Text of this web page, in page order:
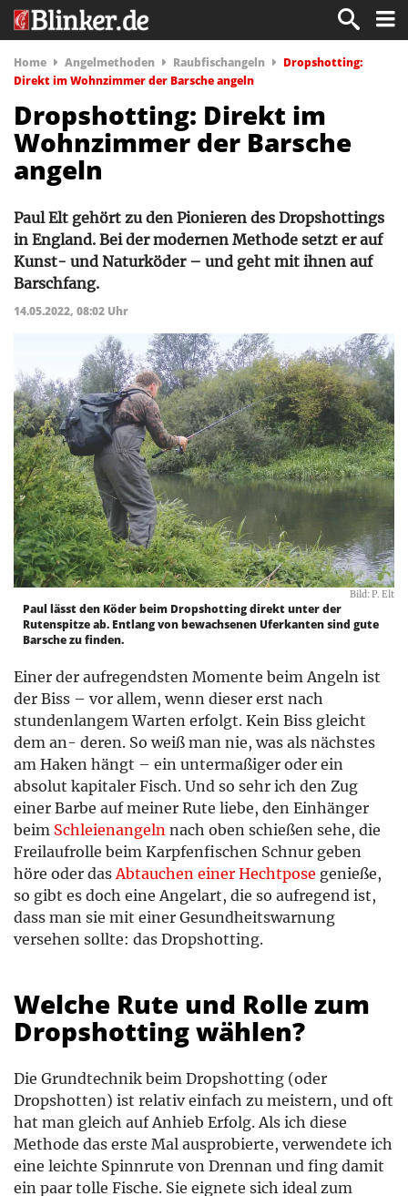
Home Angelmethoden Raubfischangeln
Dropshotting:
Direkt im Wohnzimmer der Barsche angeln
Dropshotting: Direkt im
Wohnzimmer der Barsche
angeln
Paul Elt gehört zu den Pionieren des Dropshottings
in England. Bei der modernen Methode setzt er auf
Kunst- und Naturköder – und geht mit ihnen auf
Barschfang.
14.05.2022, 08:02 Uhr
Bild: P. Elt
Paul lässt den Köder beim Dropshotting direkt unter der
Rutenspitze ab. Entlang von bewachsenen Uferkanten sind gute
Barsche zu finden.
Einer der aufregendsten Momente beim Angeln ist
der Biss – vor allem, wenn dieser erst nach
stundenlangem Warten erfolgt. Kein Biss gleicht
dem an- deren. So weiß man nie, was als nächstes
am Haken hängt – ein untermaßiger oder ein
absolut kapitaler Fisch. Und so sehr ich den Zug
einer Barbe auf meiner Rute liebe, den Einhänger
beim Schleienangeln nach oben schießen sehe, die
Freilaufrolle beim Karpfenfischen Schnur geben
höre oder das Abtauchen einer Hechtpose genieße,
so gibt es doch eine Angelart, die so aufregend ist,
dass man sie mit einer Gesundheitswarnung
versehen sollte: das Dropshotting.
Welche Rute und Rolle zum
Dropshotting wählen?
Die Grundtechnik beim Dropshotting (oder
Dropshotten) ist relativ einfach zu meistern, und oft
hat man gleich auf Anhieb Erfolg. Als ich diese
Methode das erste Mal ausprobierte, verwendete ich
eine leichte Spinnrute von Drennan und fing damit
ein paar tolle Fische. Sie eignete sich ideal zum